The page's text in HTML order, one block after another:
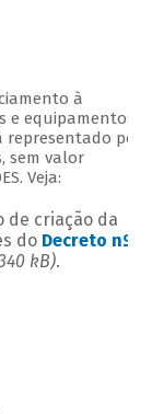
à
equipamentos.
por
sem valor
Veja:
de criação da
do Decreto nº
kB).